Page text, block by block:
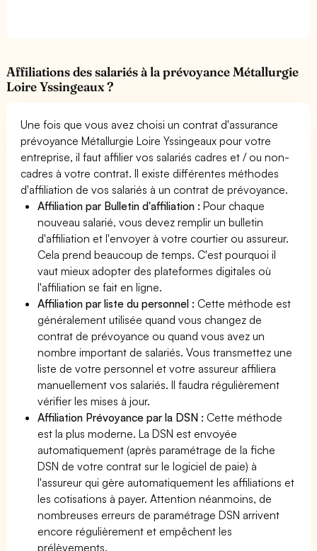
Affiliations des salariés à la prévoyance Métallurgie
Loire Yssingeaux ?
Une fois que vous avez choisi un contrat d'assurance
prévoyance Métallurgie Loire Yssingeaux pour votre
entreprise, il faut affilier vos salariés cadres et / ou non-
cadres à votre contrat. Il existe différentes méthodes
d'affiliation de vos salariés à un contrat de prévoyance.
Affiliation par Bulletin d'affiliation : Pour chaque
nouveau salarié, vous devez remplir un bulletin
d'affiliation et l'envoyer à votre courtier ou assureur.
Cela prend beaucoup de temps. C'est pourquoi il
vaut mieux adopter des plateformes digitales où
l'affiliation se fait en ligne.
Affiliation par liste du personnel : Cette méthode est
généralement utilisée quand vous changez de
contrat de prévoyance ou quand vous avez un
nombre important de salariés. Vous transmettez une
liste de votre personnel et votre assureur affiliera
manuellement vos salariés. Il faudra régulièrement
vérifier les mises à jour.
Affiliation Prévoyance par la DSN : Cette méthode
est la plus moderne. La DSN est envoyée
automatiquement (après paramétrage de la fiche
DSN de votre contrat sur le logiciel de paie) à
l'assureur qui gère automatiquement les affiliations et
les cotisations à payer. Attention néanmoins, de
nombreuses erreurs de paramétrage DSN arrivent
encore régulièrement et empêchent les
prélèvements.